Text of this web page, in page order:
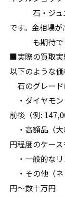
石・ジュエ
です。金相場
も期待でき
■実際の買取実
以下のような
石のグレード
・ダイヤモン
前後（例:
・高額品（
円程度のケース
・一般的な
・その他（
円〜数十万円